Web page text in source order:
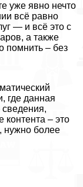
уже явно нечто
всё равно
— и всё это с
а также
помнить – без
где данная
– это
нужно более